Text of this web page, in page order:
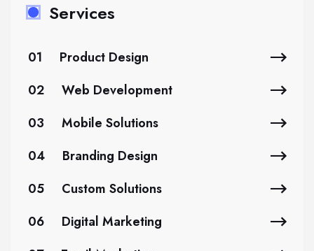
Services
01
Product Design
02
Web Development
03
Mobile Solutions
04
Branding Design
05
Custom Solutions
06
Digital Marketing